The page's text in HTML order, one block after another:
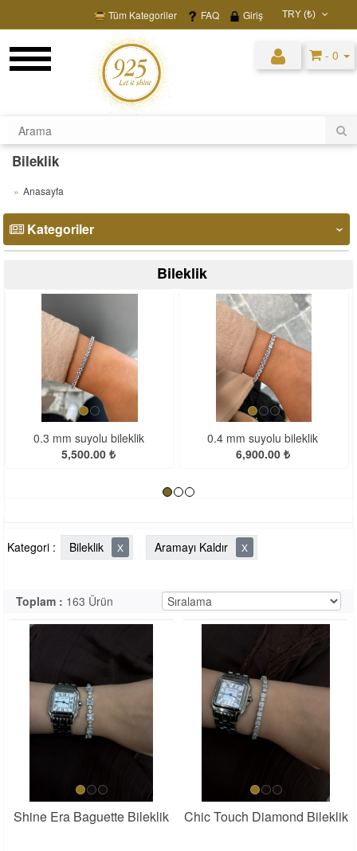
TRY (₺)
EUR (€)
Tüm Kategoriler FAQ Giriş
- 0
Bileklik
Anasayfa
Kategoriler ‹
Bileklik
0.4 mm suyolu bileklik
6,900.00 ₺
Suyolu Gurmet Harf Bileklik
9,500.00 ₺
Kategori : Bileklik X Aramayı Kaldır X
Toplam : 163 Ürün
Shine Era Baguette Bileklik Chic Touch Diamond Bileklik